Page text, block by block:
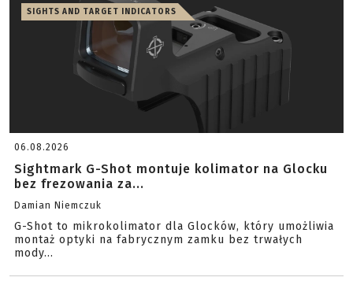
SIGHTS AND TARGET INDICATORS
06.08.2026
Sightmark G-Shot montuje kolimator na Glocku
bez frezowania za...
Damian Niemczuk
G-Shot to mikrokolimator dla Glocków, który umożliwia
montaż optyki na fabrycznym zamku bez trwałych
mody...